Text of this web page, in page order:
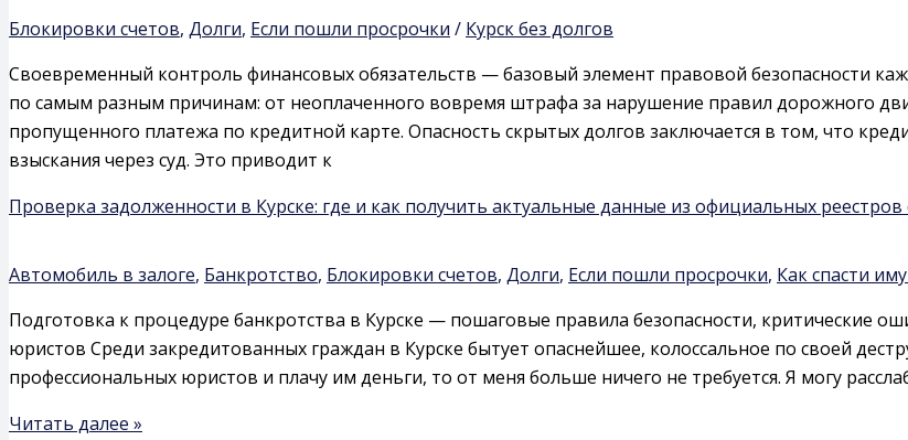
Блокировки счетов, Долги, Если пошли просрочки / Курск без долгов
Своевременный контроль финансовых обязательств — базовый элемент правовой безопасности
по самым разным причинам: от неоплаченного вовремя штрафа за нарушение правил дорожного
пропущенного платежа по кредитной карте. Опасность скрытых долгов заключается в том, что
взыскания через суд. Это приводит к
Проверка задолженности в Курске: где и как получить актуальные данные из официальных
Автомобиль в залоге, Банкротство, Блокировки счетов, Долги, Если пошли просрочки, Как спасти
Подготовка к процедуре банкротства в Курске — пошаговые правила безопасности, критические
юристов Среди закредитованных граждан в Курске бытует опаснейшее, колоссальное по своей
профессиональных юристов и плачу им деньги, то от меня больше ничего не требуется. Я могу
Читать далее »